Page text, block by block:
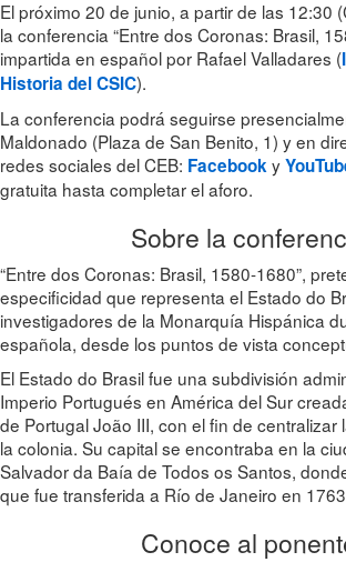
El próximo 20 de junio, a partir de las 12:30
la conferencia “Entre dos Coronas: Brasil,
impartida en español por Rafael Valladares (
Historia del CSIC).
La conferencia podrá seguirse
Maldonado (Plaza de San Benito, 1) y en
redes sociales del CEB: Facebooky
gratuita hasta completar el aforo.
Sobre la
“Entre dos Coronas: Brasil, 1580-1680”,
especificidad que representa el Estado do
investigadores de la Monarquía Hispánica
española, desde los puntos de vista
El Estado do Brasil fue una subdivisión
Imperio Portugués en América del Sur
de Portugal João III, con el fin de centralizar
la colonia. Su capital se encontraba en la
Salvador da Baía de Todos os Santos,
que fue transferida a Río de Janeiro en
Conoce al